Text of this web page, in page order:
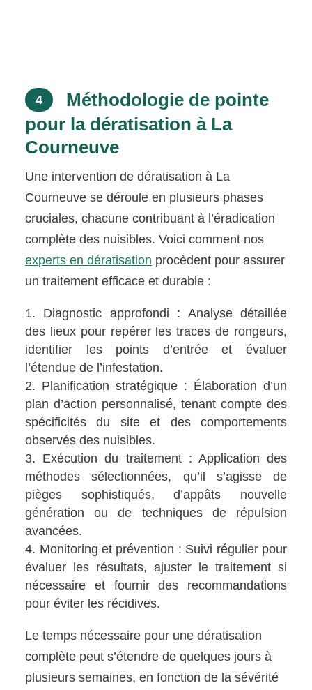
4
Méthodologie de pointe
pour la dératisation à La
Courneuve
Une intervention de dératisation à La
Courneuve se déroule en plusieurs phases
cruciales, chacune contribuant à l’éradication
complète des nuisibles. Voici comment nos
experts en dératisation procèdent pour assurer
un traitement efficace et durable :
Diagnostic approfondi : Analyse détaillée
des lieux pour repérer les traces de rongeurs,
identifier les points d’entrée et évaluer
l’étendue de l’infestation.
Planification stratégique : Élaboration d’un
plan d’action personnalisé, tenant compte des
spécificités du site et des comportements
observés des nuisibles.
Exécution du traitement : Application des
méthodes sélectionnées, qu’il s’agisse de
pièges sophistiqués, d’appâts nouvelle
génération ou de techniques de répulsion
avancées.
Monitoring et prévention : Suivi régulier pour
évaluer les résultats, ajuster le traitement si
nécessaire et fournir des recommandations
pour éviter les récidives.
Le temps nécessaire pour une dératisation
complète peut s’étendre de quelques jours à
plusieurs semaines, en fonction de la sévérité